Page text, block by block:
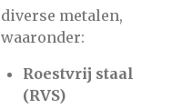
diverse metalen,
waaronder:
Roestvrij staal
(RVS)